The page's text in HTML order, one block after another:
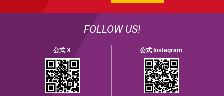
FOLLOW US!
公式 X 公式 Instagram